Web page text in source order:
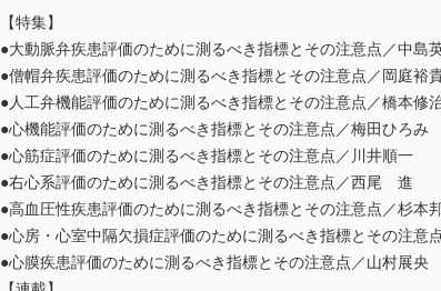
【特集】
●大動脈弁疾患評価のために測るべき指標とその注意点／中島
●僧帽弁疾患評価のために測るべき指標とその注意点／岡庭裕
●人工弁機能評価のために測るべき指標とその注意点／橋本修
●心機能評価のために測るべき指標とその注意点／梅田ひろみ
●心筋症評価のために測るべき指標とその注意点／川井順一
●右心系評価のために測るべき指標とその注意点／西尾 進
●高血圧性疾患評価のために測るべき指標とその注意点／杉本
●心房・心室中隔欠損症評価のために測るべき指標とその注意
●心膜疾患評価のために測るべき指標とその注意点／山村展央